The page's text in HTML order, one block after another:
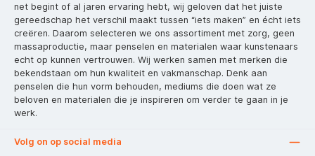
net begint of al jaren ervaring hebt, wij geloven dat het juiste
gereedschap het verschil maakt tussen “iets maken” en écht iets
creëren. Daarom selecteren we ons assortiment met zorg, geen
massaproductie, maar penselen en materialen waar kunstenaars
echt op kunnen vertrouwen. Wij werken samen met merken die
bekendstaan om hun kwaliteit en vakmanschap. Denk aan
penselen die hun vorm behouden, mediums die doen wat ze
beloven en materialen die je inspireren om verder te gaan in je
werk.
Volg on op social media